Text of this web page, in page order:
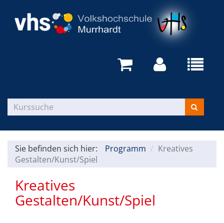
Sie befinden sich hier: Programm
Kreatives
Gestalten/Kunst/Spiel
Kreatives
Gestalten/Kunst/Spiel